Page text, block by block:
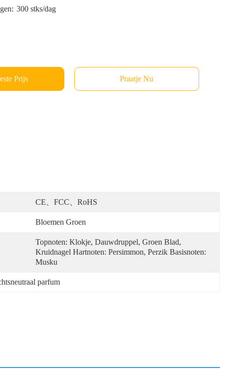
300 stks/dag
Prijs Praatje Nu
CE、FCC、RoHS
Bloemen Groen
Topnoten: Klokje, Dauwdruppel, Groen Blad,
Kruidnagel Hartnoten: Persimmon, Perzik Basisnoten:
Musku
parfum